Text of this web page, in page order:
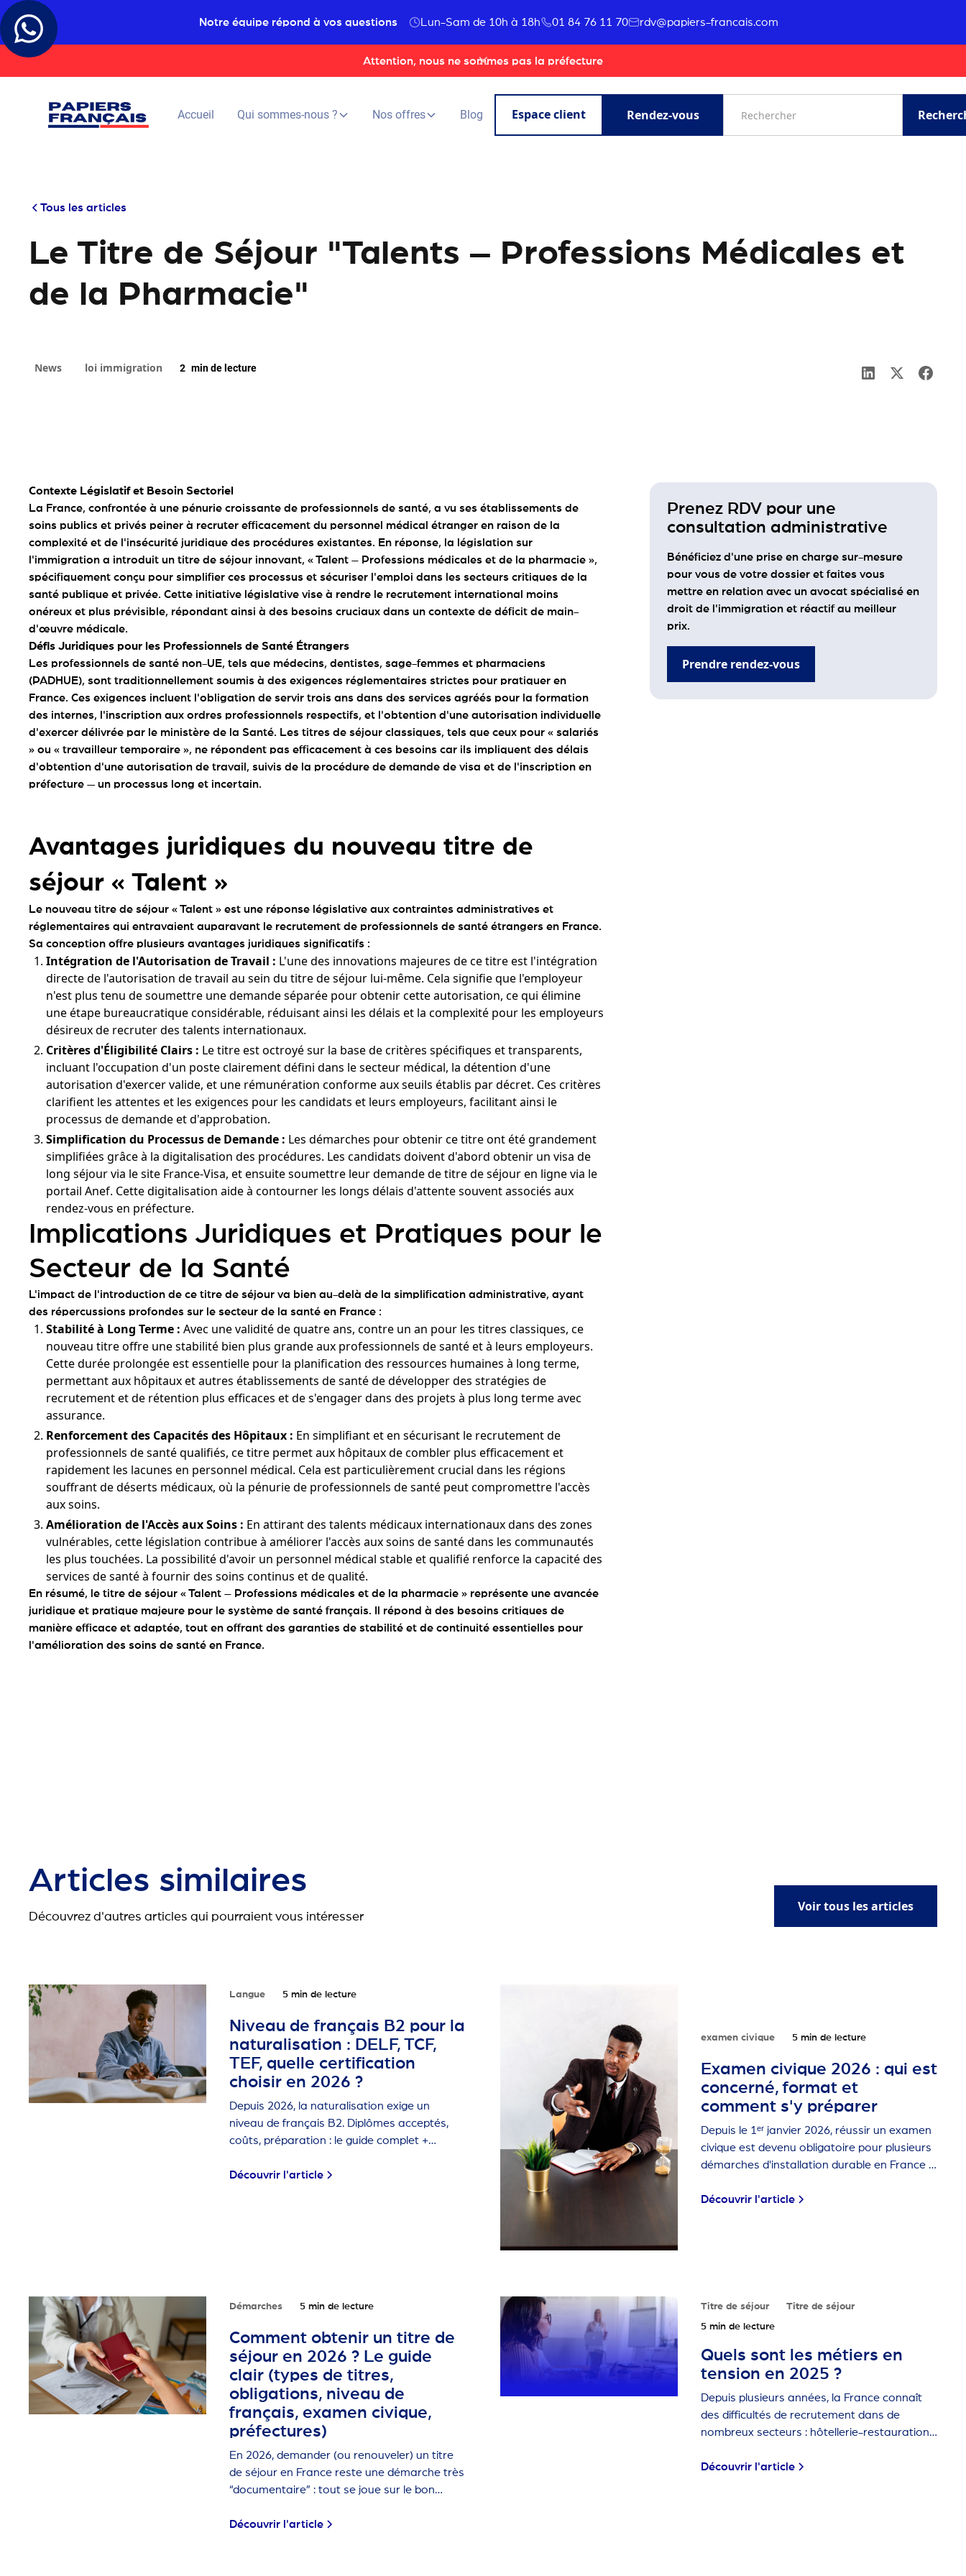
Notre équipe répond à vos questions Lun-Sam de 10h à 18h 01 84 76 11 70 rdv@papiers-francais.com
Attention, nous ne sommes pas la préfecture
Accueil Qui sommes-nous ? Nos offres Blog Espace client Rendez-vous
Tous les articles
Le Titre de Séjour "Talents – Professions Médicales et
de la Pharmacie"
News loi immigration 2 min de lecture
Contexte Législatif et Besoin Sectoriel
La France, confrontée à une pénurie croissante de professionnels de santé, a vu ses établissements de
soins publics et privés peiner à recruter efficacement du personnel médical étranger en raison de la
complexité et de l'insécurité juridique des procédures existantes. En réponse, la législation sur
l'immigration a introduit un titre de séjour innovant, « Talent – Professions médicales et de la pharmacie »,
spécifiquement conçu pour simplifier ces processus et sécuriser l'emploi dans les secteurs critiques de la
santé publique et privée. Cette initiative législative vise à rendre le recrutement international moins
onéreux et plus prévisible, répondant ainsi à des besoins cruciaux dans un contexte de déficit de main-
d'œuvre médicale.
Défis Juridiques pour les Professionnels de Santé Étrangers
Les professionnels de santé non-UE, tels que médecins, dentistes, sage-femmes et pharmaciens
(PADHUE), sont traditionnellement soumis à des exigences réglementaires strictes pour pratiquer en
France. Ces exigences incluent l'obligation de servir trois ans dans des services agréés pour la formation
des internes, l'inscription aux ordres professionnels respectifs, et l'obtention d'une autorisation individuelle
d'exercer délivrée par le ministère de la Santé. Les titres de séjour classiques, tels que ceux pour « salariés
» ou « travailleur temporaire », ne répondent pas efficacement à ces besoins car ils impliquent des délais
d'obtention d'une autorisation de travail, suivis de la procédure de demande de visa et de l'inscription en
préfecture — un processus long et incertain.
Avantages juridiques du nouveau titre de
séjour « Talent »
Le nouveau titre de séjour « Talent » est une réponse législative aux contraintes administratives et
réglementaires qui entravaient auparavant le recrutement de professionnels de santé étrangers en France.
Sa conception offre plusieurs avantages juridiques significatifs :
Intégration de l'Autorisation de Travail : L'une des innovations majeures de ce titre est l'intégration
directe de l'autorisation de travail au sein du titre de séjour lui-même. Cela signifie que l'employeur
n'est plus tenu de soumettre une demande séparée pour obtenir cette autorisation, ce qui élimine
une étape bureaucratique considérable, réduisant ainsi les délais et la complexité pour les employeurs
désireux de recruter des talents internationaux.
Critères d'Éligibilité Clairs : Le titre est octroyé sur la base de critères spécifiques et transparents,
incluant l'occupation d'un poste clairement défini dans le secteur médical, la détention d'une
autorisation d'exercer valide, et une rémunération conforme aux seuils établis par décret. Ces critères
clarifient les attentes et les exigences pour les candidats et leurs employeurs, facilitant ainsi le
processus de demande et d'approbation.
Simplification du Processus de Demande : Les démarches pour obtenir ce titre ont été grandement
simplifiées grâce à la digitalisation des procédures. Les candidats doivent d'abord obtenir un visa de
long séjour via le site France-Visa, et ensuite soumettre leur demande de titre de séjour en ligne via le
portail Anef. Cette digitalisation aide à contourner les longs délais d'attente souvent associés aux
rendez-vous en préfecture.
Implications Juridiques et Pratiques pour le
Secteur de la Santé
L'impact de l'introduction de ce titre de séjour va bien au-delà de la simplification administrative, ayant
des répercussions profondes sur le secteur de la santé en France :
Stabilité à Long Terme : Avec une validité de quatre ans, contre un an pour les titres classiques, ce
nouveau titre offre une stabilité bien plus grande aux professionnels de santé et à leurs employeurs.
Cette durée prolongée est essentielle pour la planification des ressources humaines à long terme,
permettant aux hôpitaux et autres établissements de santé de développer des stratégies de
recrutement et de rétention plus efficaces et de s'engager dans des projets à plus long terme avec
assurance.
Renforcement des Capacités des Hôpitaux : En simplifiant et en sécurisant le recrutement de
professionnels de santé qualifiés, ce titre permet aux hôpitaux de combler plus efficacement et
rapidement les lacunes en personnel médical. Cela est particulièrement crucial dans les régions
souffrant de déserts médicaux, où la pénurie de professionnels de santé peut compromettre l'accès
aux soins.
Amélioration de l'Accès aux Soins : En attirant des talents médicaux internationaux dans des zones
vulnérables, cette législation contribue à améliorer l'accès aux soins de santé dans les communautés
les plus touchées. La possibilité d'avoir un personnel médical stable et qualifié renforce la capacité des
services de santé à fournir des soins continus et de qualité.
En résumé, le titre de séjour « Talent – Professions médicales et de la pharmacie » représente une avancée
juridique et pratique majeure pour le système de santé français. Il répond à des besoins critiques de
manière efficace et adaptée, tout en offrant des garanties de stabilité et de continuité essentielles pour
l'amélioration des soins de santé en France.
Prenez RDV pour une
consultation administrative
Bénéficiez d'une prise en charge sur-mesure
pour vous de votre dossier et faites vous
mettre en relation avec un avocat spécialisé en
droit de l'immigration et réactif au meilleur
prix.
Prendre rendez-vous
Articles similaires
Découvrez d'autres articles qui pourraient vous intéresser
Voir tous les articles
Langue 5 min de lecture
Niveau de français B2 pour la
naturalisation : DELF, TCF,
TEF, quelle certification
choisir en 2026 ?
Depuis 2026, la naturalisation exige un
niveau de français B2. Diplômes acceptés,
coûts, préparation : le guide complet +
Découvrir l'article
examen civique 5 min de lecture
Examen civique 2026 : qui est
concerné, format et
comment s'y préparer
Depuis le 1ᵉʳ janvier 2026, réussir un examen
civique est devenu obligatoire pour plusieurs
démarches d'installation durable en France :
ans et la première carte de séjour
Découvrir l'article
Démarches 5 min de lecture
Comment obtenir un titre de
séjour en 2026 ? Le guide
clair (types de titres,
obligations, niveau de
français, examen civique,
préfectures)
En 2026, demander (ou renouveler) un titre
de séjour en France reste une démarche très
“documentaire” : tout se joue sur le bon
Découvrir l'article
Titre de séjour
Titre de séjour
5 min de lecture
Quels sont les métiers en
tension en 2025 ?
Depuis plusieurs années, la France connaît
des difficultés de recrutement dans de
nombreux secteurs : hôtellerie-restauration,
Ces métiers sont dits "en tension" car les
Découvrir l'article